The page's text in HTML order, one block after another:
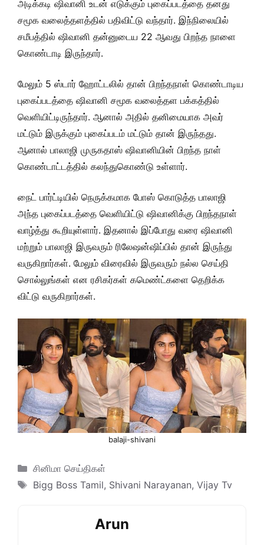
அடிக்கடி ஷிவானி உடன் எடுக்கும் புகைப்படத்தை தனது
சமூக வலைத்தளத்தில் பதிவிட்டு வந்தார். இந்நிலையில்
சமீபத்தில் ஷிவானி தன்னுடைய 22 ஆவது பிறந்த நாளை
கொண்டாடி இருந்தார்.
மேலும் 5 ஸ்டார் ஹோட்டலில் தான் பிறந்தநாள் கொண்டாடிய
புகைப்படத்தை ஷிவானி சமூக வலைத்தள பக்கத்தில்
வெளியிட்டிருந்தார். ஆனால் அதில் தனிமையாக அவர்
மட்டும் இருக்கும் புகைப்படம் மட்டும் தான் இருந்தது.
ஆனால் பாலாஜி முருகதாஸ் ஷிவானியின் பிறந்த நாள்
கொண்டாட்டத்தில் கலந்துகொண்டு உள்ளார்.
நைட் பார்ட்டியில் நெருக்கமாக போஸ் கொடுத்த பாலாஜி
அந்த புகைப்படத்தை வெளியிட்டு ஷிவானிக்கு பிறந்தநாள்
வாழ்த்து கூறியுள்ளார். இதனால் இப்போது வரை ஷிவானி
மற்றும் பாலாஜி இருவரும் ரிலேஷன்ஷிப்பில் தான் இருந்து
வருகிறார்கள். மேலும் விரைவில் இருவரும் நல்ல செய்தி
சொல்லுங்கள் என ரசிகர்கள் கமெண்ட்களை தெறிக்க
விட்டு வருகிறார்கள்.
balaji-shivani
Categories
சினிமா செய்திகள்
Tags
Bigg Boss Tamil, Shivani Narayanan, Vijay Tv
Arun